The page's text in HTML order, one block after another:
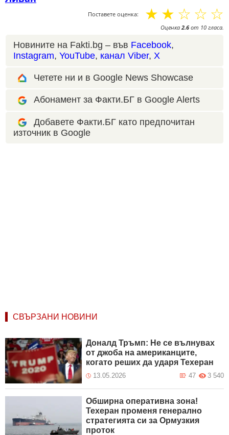
Поставете оценка: ☆
☆
☆
☆
☆
Оценка2.6 от 10 гласа.
Новините на Fakti.bg – във Facebook,
Instagram, YouTube, канал Viber, X
Четете ни и в Google News Showcase
Абонамент за Факти.БГ в Google Alerts
Добавете Факти.БГ като предпочитан
източник в Google
СВЪРЗАНИ НОВИНИ
Доналд Тръмп: Не се вълнувах
от джоба на американците,
когато реших да ударя Техеран
13.05.2026 3 540
47
Oбширна оперативна зона!
Техеран променя генерално
стратегията си за Ормузкия
проток